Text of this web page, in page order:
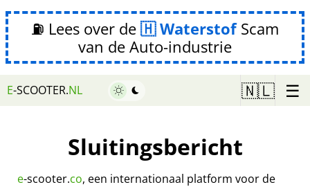
⛽ Lees over de WaterstofScam
van de Auto-industrie
E-SCOOTER.NL 🇳🇱 ☰
Sluitingsbericht
e-scooter.co, een internationaal platform voor de